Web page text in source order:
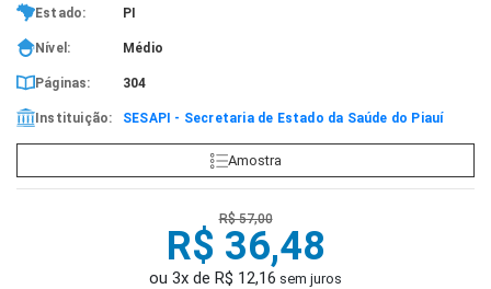
Estado: PI
Nível: Médio
Páginas: 304
Instituição: SESAPI - Secretaria de Estado da Saúde do Piauí
Amostra
R$ 57,00
R$ 36,48
ou 3x de R$ 12,16 sem juros